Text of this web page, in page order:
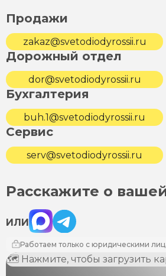
Продажи
zakaz@svetodiodyrossii.ru
Дорожный отдел
dor@svetodiodyrossii.ru
Бухгалтерия
buh.1@svetodiodyrossii.ru
Сервис
serv@svetodiodyrossii.ru
Расскажите о
ИЛИ
Max Telegram
Работаем только с юридическими
🗺 Нажмите, чтобы загрузить